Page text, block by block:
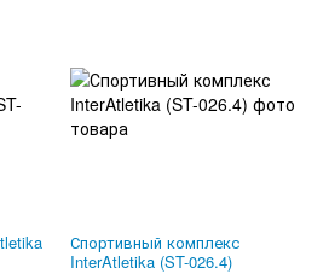
Спортивный комплекс
InterAtletika (ST-026.4)